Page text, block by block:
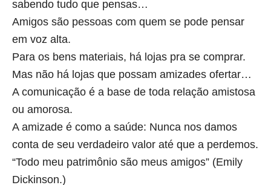
sabendo tudo que pensas…
Amigos são pessoas com quem se pode pensar
em voz alta.
Para os bens materiais, há lojas pra se comprar.
Mas não há lojas que possam amizades ofertar…
A comunicação é a base de toda relação amistosa
ou amorosa.
A amizade é como a saúde: Nunca nos damos
conta de seu verdadeiro valor até que a perdemos.
“Todo meu patrimônio são meus amigos” (Emily
Dickinson.)